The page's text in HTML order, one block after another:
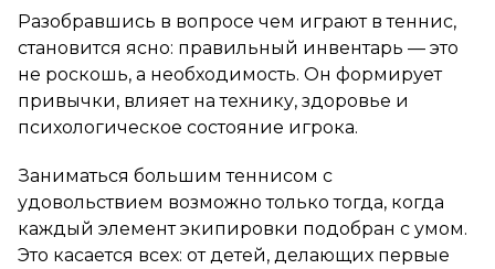
Разобравшись в вопросе чем играют в теннис,
становится ясно: правильный инвентарь — это
не роскошь, а необходимость. Он формирует
привычки, влияет на технику, здоровье и
психологическое состояние игрока.
Заниматься большим теннисом с
удовольствием возможно только тогда, когда
каждый элемент экипировки подобран с умом.
Это касается всех: от детей, делающих первые